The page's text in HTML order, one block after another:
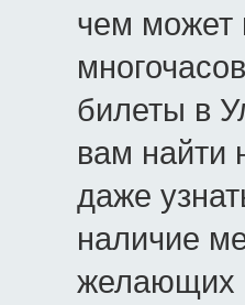
чем может
билеты в
вам найти
даже
наличие
желающих